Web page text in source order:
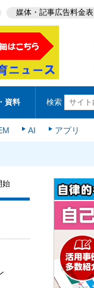
媒体・記事広告料金表
資料 検索
AI アプリ
始